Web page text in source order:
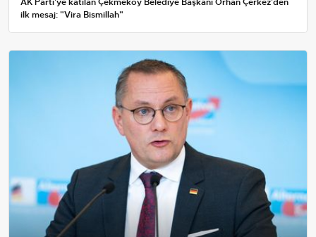
AK Parti'ye katılan Çekmeköy Belediye Başkanı Orhan Çerkez'den
ilk mesaj: "Vira Bismillah"